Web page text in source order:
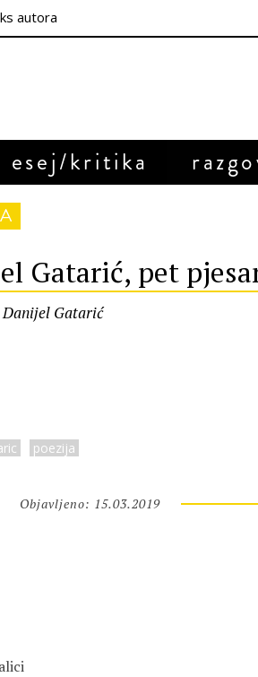
autora
esej/kritika
Gatarić, pet
Gatarić
poezija
Objavljeno: 15.03.2019